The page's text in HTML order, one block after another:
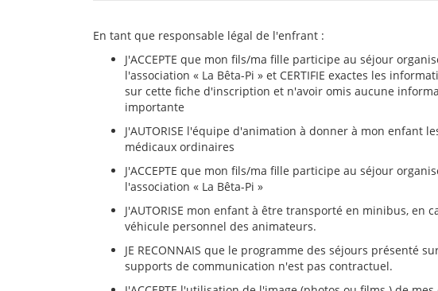
En tant que responsable légal de l'enfrant :
J'ACCEPTE que mon fils/ma fille participe au séjour
l'association « La Bêta-Pi » et CERTIFIE exactes les
sur cette fiche d'inscription et n'avoir omis aucune
importante
J'AUTORISE l'équipe d'animation à donner à mon enfant
médicaux ordinaires
J'ACCEPTE que mon fils/ma fille participe au séjour
l'association « La Bêta-Pi »
J'AUTORISE mon enfant à être transporté en minibus, en
véhicule personnel des animateurs.
JE RECONNAIS que le programme des séjours présenté
supports de communication n'est pas contractuel.